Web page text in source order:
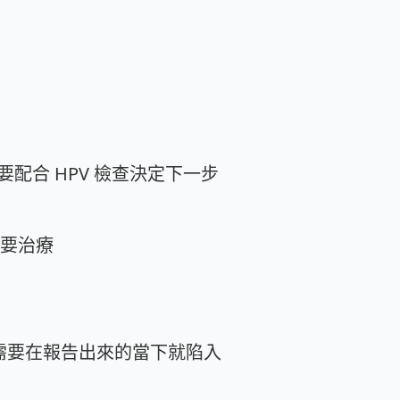
合 HPV 檢查決定下一步
治療
在報告出來的當下就陷入